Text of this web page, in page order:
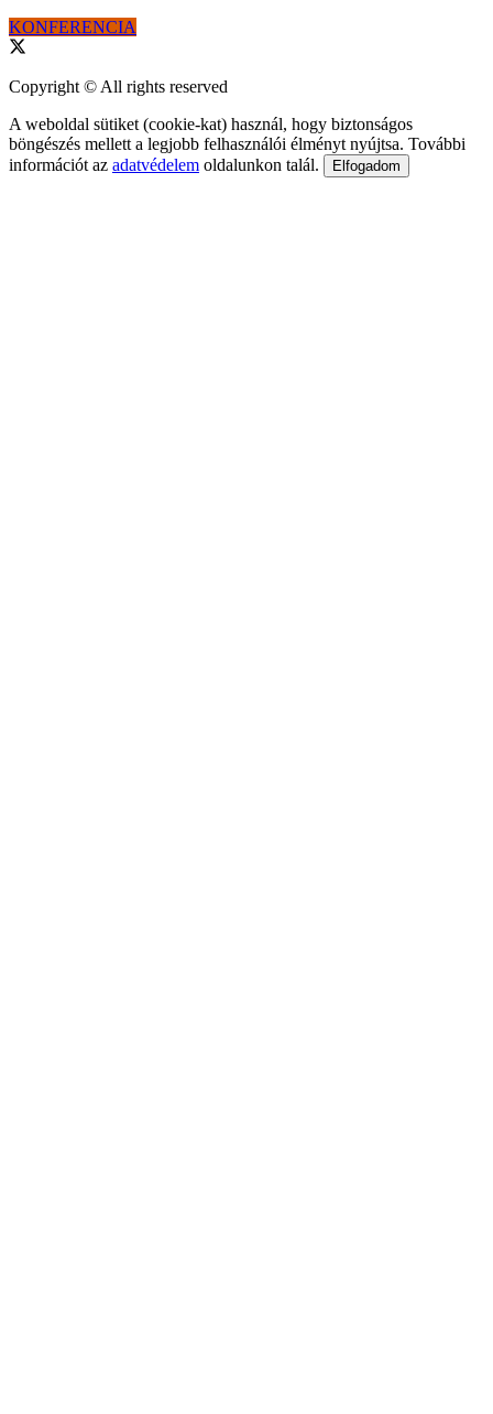
KONFERENCIA
Copyright © All rights reserved
A weboldal sütiket (cookie-kat) használ, hogy biztonságos
böngészés mellett a legjobb felhasználói élményt nyújtsa. További
információt az adatvédelem oldalunkon talál. Elfogadom